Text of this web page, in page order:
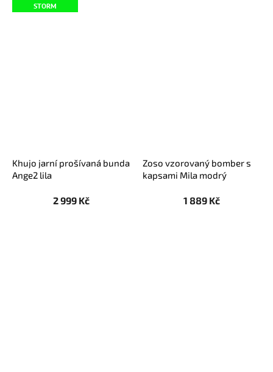
STORM
Khujo jarní prošívaná bunda
Ange2 lila
2 999 Kč
Zoso vzorovaný bomber s
kapsami Mila modrý
1 889 Kč